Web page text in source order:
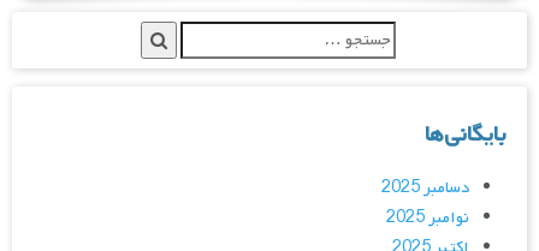
بایگانی‌ها
دسامبر 2025
نوامبر 2025